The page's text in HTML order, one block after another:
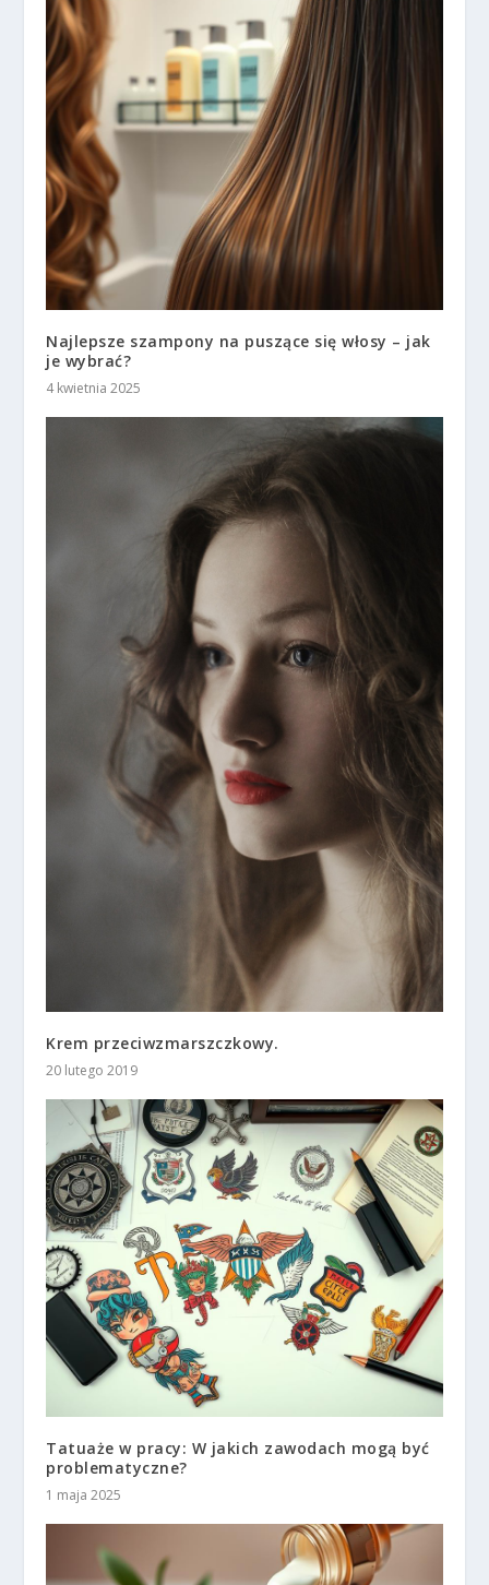
Najlepsze szampony na puszące się włosy – jak
je wybrać?
4 kwietnia 2025
Krem przeciwzmarszczkowy.
20 lutego 2019
Tatuaże w pracy: W jakich zawodach mogą być
problematyczne?
1 maja 2025